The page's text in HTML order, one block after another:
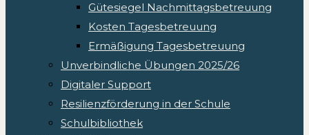
Gütesiegel Nachmittagsbetreuung
Kosten Tagesbetreuung
Ermäßigung Tagesbetreuung
Unverbindliche Übungen 2025/26
Digitaler Support
Resilienzförderung in der Schule
Schulbibliothek